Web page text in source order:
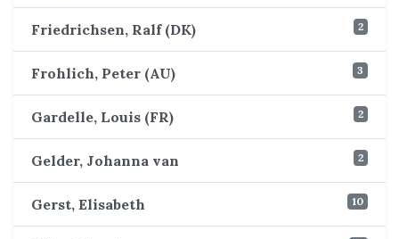
Friedrichsen, Ralf (DK) 2
Frohlich, Peter (AU) 3
Gardelle, Louis (FR) 2
Gelder, Johanna van 2
Gerst, Elisabeth 10